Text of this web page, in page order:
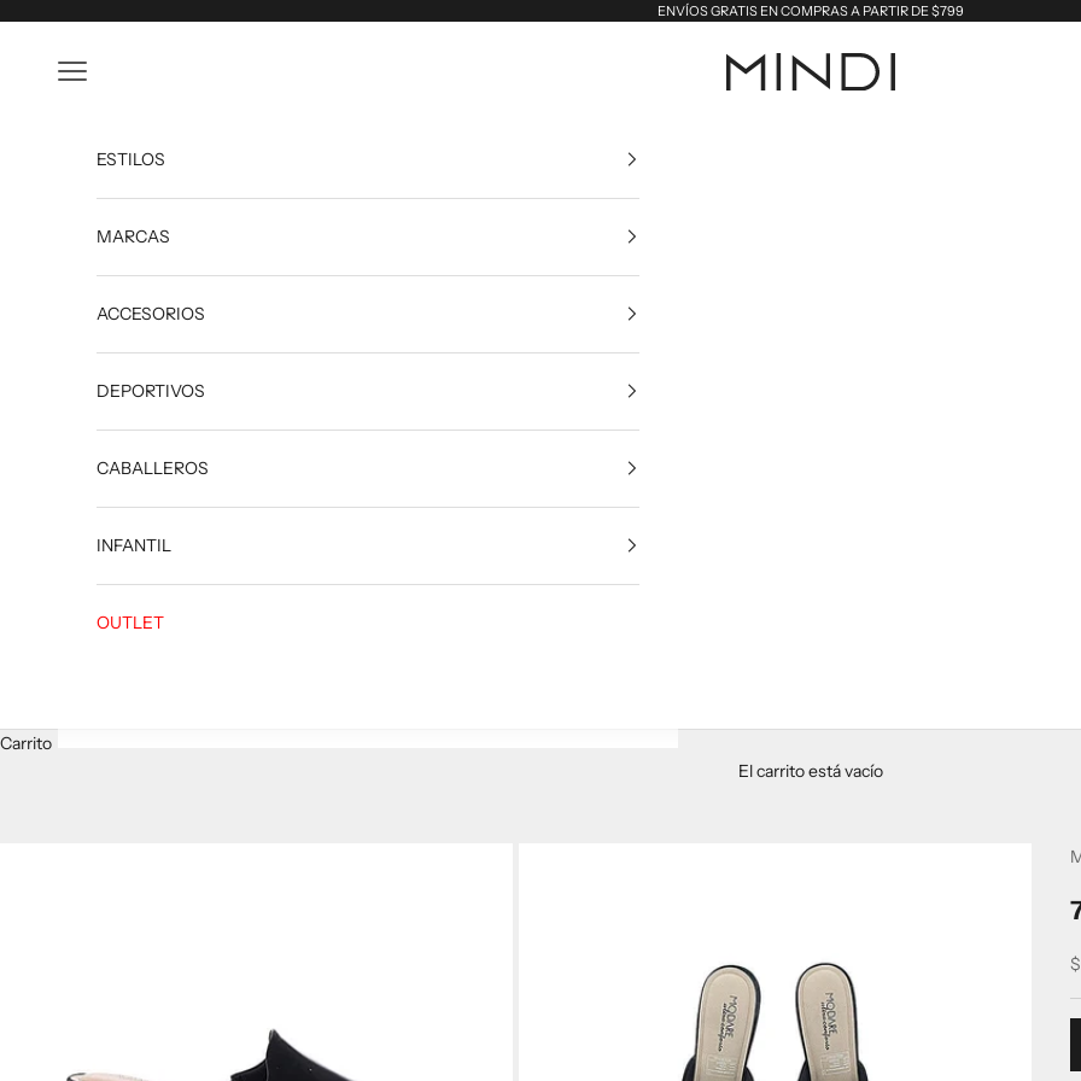
ENVÍOS GRATIS EN COMPRAS A PARTIR DE $799
MINDI
Abrir menú de navegación
ESTILOS
MARCAS
ACCESORIOS
DEPORTIVOS
CABALLEROS
INFANTIL
OUTLET
Carrito
El carrito está vacío